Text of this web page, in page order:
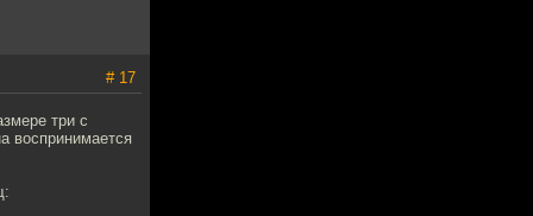
# 17
три с
воспринимается